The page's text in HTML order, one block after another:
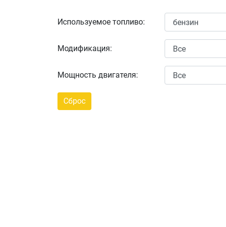
Используемое топливо:
Модификация:
Мощность двигателя: